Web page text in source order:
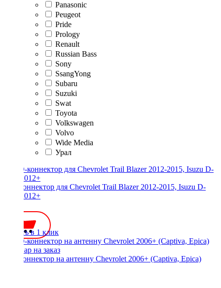
Panasonic
Peugeot
Pride
Prology
Renault
Russian Bass
Sony
SsangYong
Subaru
Suzuki
Swat
Toyota
Volkswagen
Volvo
Wide Media
Урал
ISO-коннектор для Chevrolet Trail Blazer 2012-2015, Isuzu D-
Max 2012+
Купить в 1 клик
ISO-коннектор на антенну Chevrolet 2006+ (Captiva, Epica)